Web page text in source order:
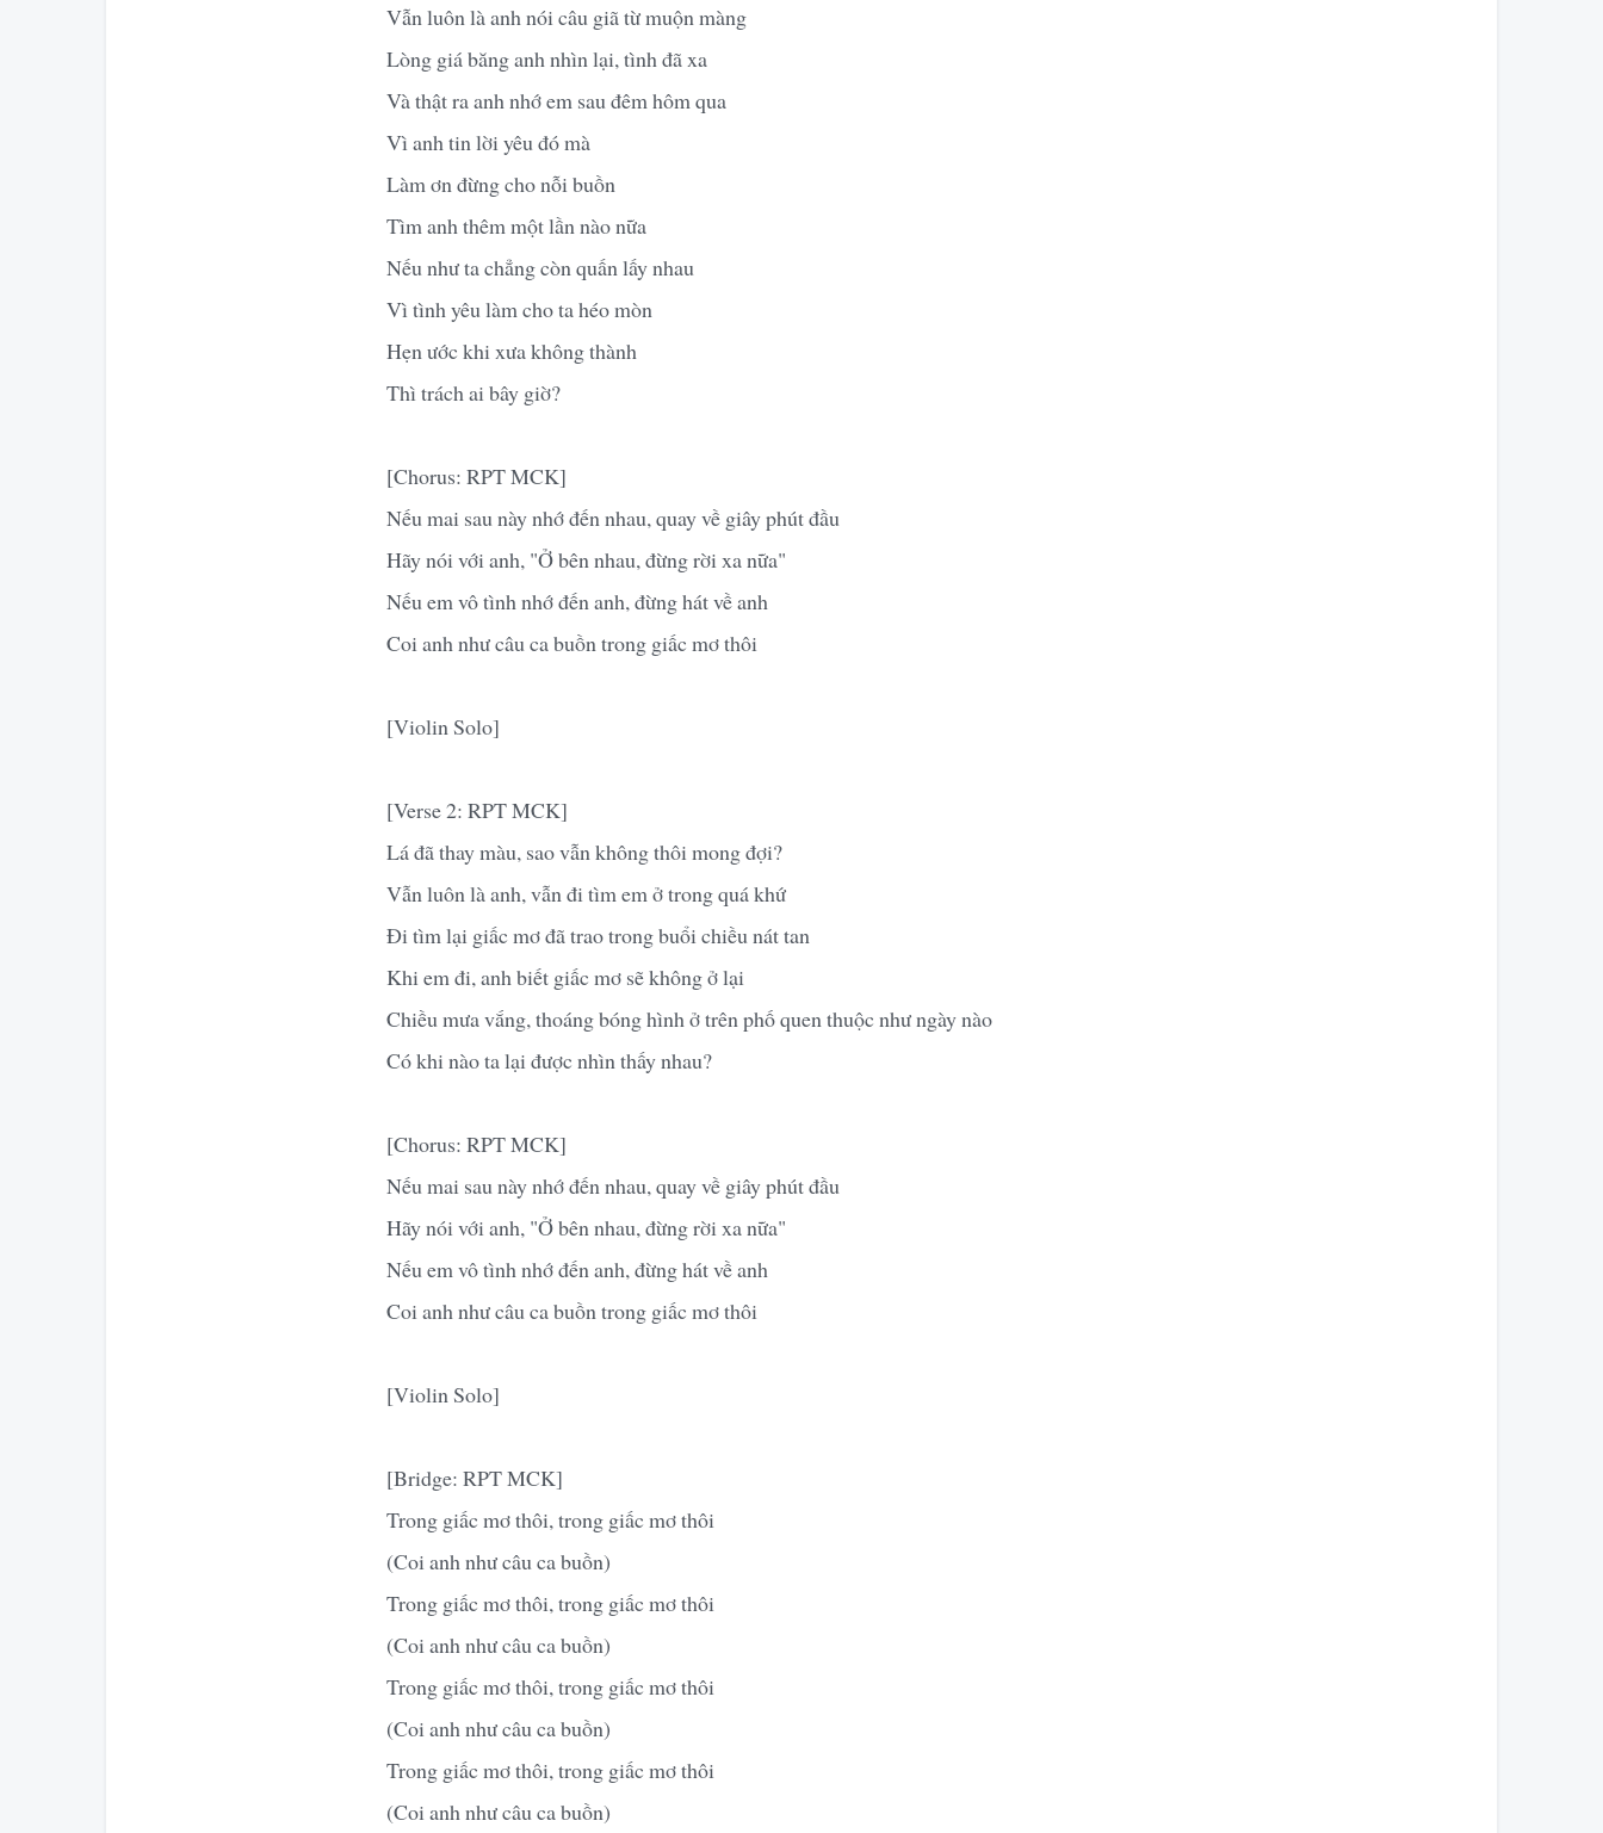
Vẫn luôn là anh nói câu giã từ muộn màng
Lòng giá băng anh nhìn lại, tình đã xa
Và thật ra anh nhớ em sau đêm hôm qua
Vì anh tin lời yêu đó mà
Làm ơn đừng cho nỗi buồn
Tìm anh thêm một lần nào nữa
Nếu như ta chẳng còn quấn lấy nhau
Vì tình yêu làm cho ta héo mòn
Hẹn ước khi xưa không thành
Thì trách ai bây giờ?
[Chorus: RPT MCK]
Nếu mai sau này nhớ đến nhau, quay về giây phút đầu
Hãy nói với anh, "Ở bên nhau, đừng rời xa nữa"
Nếu em vô tình nhớ đến anh, đừng hát về anh
Coi anh như câu ca buồn trong giấc mơ thôi
[Violin Solo]
[Verse 2: RPT MCK]
Lá đã thay màu, sao vẫn không thôi mong đợi?
Vẫn luôn là anh, vẫn đi tìm em ở trong quá khứ
Đi tìm lại giấc mơ đã trao trong buổi chiều nát tan
Khi em đi, anh biết giấc mơ sẽ không ở lại
Chiều mưa vắng, thoáng bóng hình ở trên phố quen thuộc như ngày nào
Có khi nào ta lại được nhìn thấy nhau?
[Chorus: RPT MCK]
Nếu mai sau này nhớ đến nhau, quay về giây phút đầu
Hãy nói với anh, "Ở bên nhau, đừng rời xa nữa"
Nếu em vô tình nhớ đến anh, đừng hát về anh
Coi anh như câu ca buồn trong giấc mơ thôi
[Violin Solo]
[Bridge: RPT MCK]
Trong giấc mơ thôi, trong giấc mơ thôi
(Coi anh như câu ca buồn)
Trong giấc mơ thôi, trong giấc mơ thôi
(Coi anh như câu ca buồn)
Trong giấc mơ thôi, trong giấc mơ thôi
(Coi anh như câu ca buồn)
Trong giấc mơ thôi, trong giấc mơ thôi
(Coi anh như câu ca buồn)